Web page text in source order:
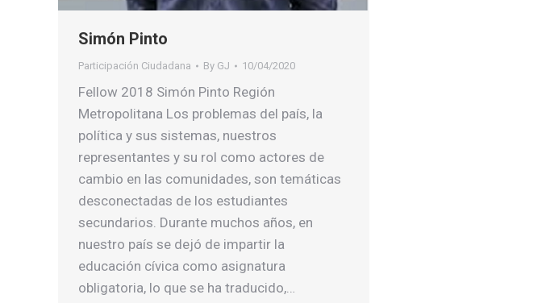
Simón Pinto
Participación Ciudadana By GJ 10/04/2020
Fellow 2018 Simón Pinto Región
Metropolitana Los problemas del país, la
política y sus sistemas, nuestros
representantes y su rol como actores de
cambio en las comunidades, son temáticas
desconectadas de los estudiantes
secundarios. Durante muchos años, en
nuestro país se dejó de impartir la
educación cívica como asignatura
obligatoria, lo que se ha traducido,…